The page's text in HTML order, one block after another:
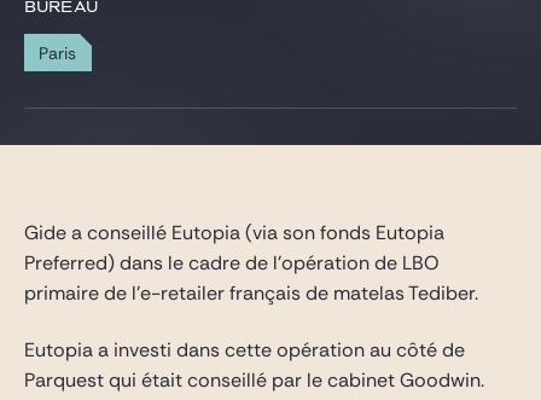
Gide Pro Bono et RSE
Blog Real Estate
BUREAU
Paris
Gide a conseillé Eutopia (via son fonds Eutopia
Preferred) dans le cadre de l’opération de LBO
primaire de l’e-retailer français de matelas Tediber.
Eutopia a investi dans cette opération au côté de
Parquest qui était conseillé par le cabinet Goodwin.